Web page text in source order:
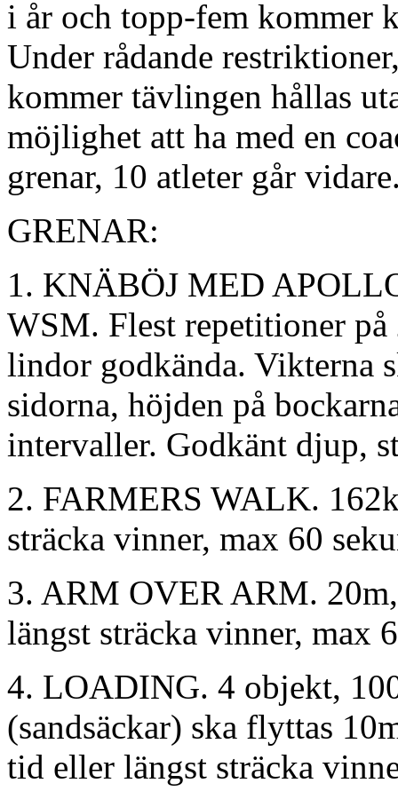
i år och topp-fem kommer
Under rådande
kommer tävlingen hållas
möjlighet att ha med en
grenar, 10 atleter går
GRENAR:
1. KNÄBÖJ MED
WSM. Flest repetitioner
lindor godkända. Vikterna
sidorna, höjden på
intervaller. Godkänt djup,
2. FARMERS WALK.
sträcka vinner, max 60
3. ARM OVER ARM.
längst sträcka vinner, max
4. LOADING. 4 objekt,
(sandsäckar) ska flyttas
tid eller längst sträcka